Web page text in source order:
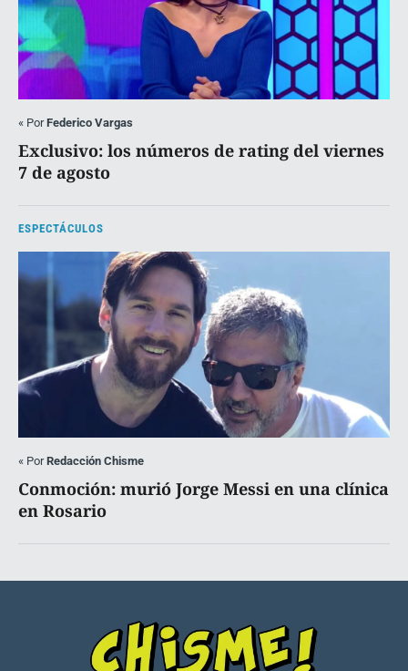
« PorFederico Vargas
Exclusivo: los números de rating del viernes
7 de agosto
ESPECTÁCULOS
« PorRedacción Chisme
Conmoción: murió Jorge Messi en una clínica
en Rosario